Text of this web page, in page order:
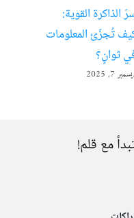
الذاكرة القوية:
تُجزّئ المعلومات
ثوانٍ؟
7, 2025
مع قلم!